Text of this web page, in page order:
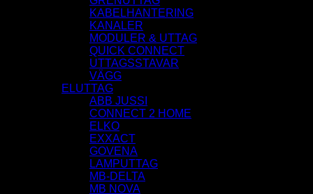
KABELHANTERING
KANALER
MODULER & UTTAG
QUICK CONNECT
UTTAGSSTAVAR
VÄGG
ELUTTAG
ABB JUSSI
CONNECT 2 HOME
ELKO
EXXACT
GOVENA
LAMPUTTAG
MB-DELTA
MB NOVA